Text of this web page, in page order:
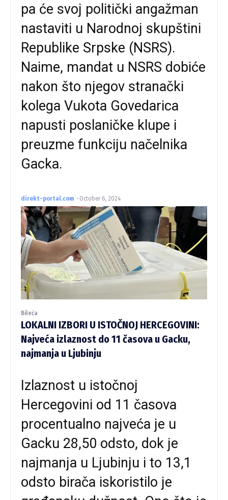
pa će svoj politički angažman
nastaviti u Narodnoj skupštini
Republike Srpske (NSRS).
Naime, mandat u NSRS dobiće
nakon što njegov stranački
kolega Vukota Govedarica
napusti poslaničke klupe i
preuzme funkciju načelnika
Gacka.
direkt-portal.com - October 6, 2024
Bileća
LOKALNI IZBORI U ISTOČNOJ HERCEGOVINI:
Najveća izlaznost do 11 časova u Gacku,
najmanja u Ljubinju
Izlaznost u istočnoj
Hercegovini od 11 časova
procentualno najveća je u
Gacku 28,50 odsto, dok je
najmanja u Ljubinju i to 13,1
odsto birača iskoristilo je